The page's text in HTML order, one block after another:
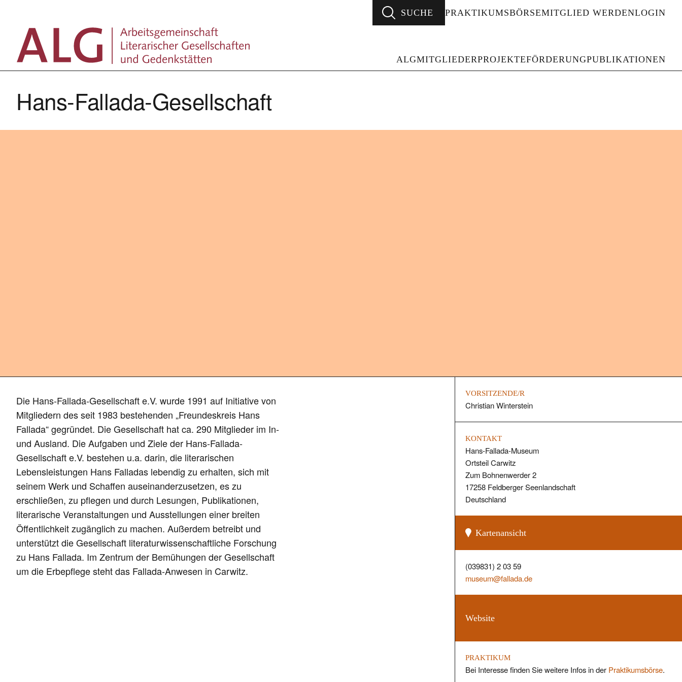
springen
SUCHE PRAKTIKUMSBÖRSEMITGLIED WERDENLOGIN
ALGMITGLIEDERPROJEKTEFÖRDERUNGPUBLIKATIONEN
Hans-Fallada-Gesellschaft
Die Hans-Fallada-Gesellschaft e.V. wurde 1991 auf Initiative von
Mitgliedern des seit 1983 bestehenden „Freundeskreis Hans
Fallada“ gegründet. Die Gesellschaft hat ca. 290 Mitglieder im In-
und Ausland. Die Aufgaben und Ziele der Hans-Fallada-
Gesellschaft e.V. bestehen u.a. darin, die literarischen
Lebensleistungen Hans Falladas lebendig zu erhalten, sich mit
seinem Werk und Schaffen auseinanderzusetzen, es zu
erschließen, zu pflegen und durch Lesungen, Publikationen,
literarische Veranstaltungen und Ausstellungen einer breiten
Öffentlichkeit zugänglich zu machen. Außerdem betreibt und
unterstützt die Gesellschaft literaturwissenschaftliche Forschung
zu Hans Fallada. Im Zentrum der Bemühungen der Gesellschaft
um die Erbepflege steht das Fallada-Anwesen in Carwitz.
VORSITZENDE/R
Christian Winterstein
KONTAKT
Hans-Fallada-Museum
Ortsteil Carwitz
Zum Bohnenwerder 2
17258 Feldberger Seenlandschaft
Deutschland
Kartenansicht
(039831) 2 03 59
museum@fallada.de
Website
PRAKTIKUM
Bei Interesse finden Sie weitere Infos in der Praktikumsbörse.